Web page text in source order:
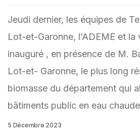
Jeudi dernier, les équipes de
Lot-et-Garonne, l’ADEME et la
inauguré , en présence de M.
Lot-et- Garonne, le plus long
biomasse du département qui
bâtiments public en eau
5 Décembre 2023